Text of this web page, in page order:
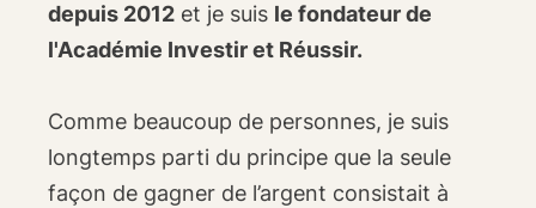
depuis 2012 et je suis le fondateur de
l'Académie Investir et Réussir.
Comme beaucoup de personnes, je suis
longtemps parti du principe que la seule
façon de gagner de l’argent consistait à